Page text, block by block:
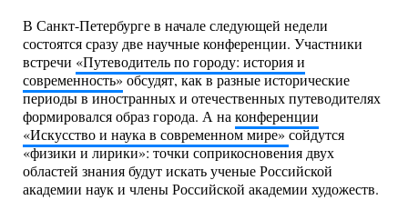
В Санкт-Петербурге в начале следующей недели
состоятся сразу две научные конференции. Участники
встречи «Путеводитель по городу: история и
современность»обсудят, как в разные исторические
периоды в иностранных и отечественных путеводителях
формировался образ города. А наконференции
«Искусство и наука в современном мире»сойдутся
«физики и лирики»: точки соприкосновения двух
областей знания будут искать ученые Российской
академии наук и члены Российской академии художеств.